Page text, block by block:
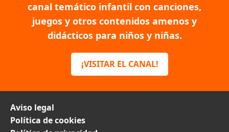
canal temático infantil con canciones,
juegos y otros contenidos amenos y
didácticos para niños y niñas.
¡VISITAR EL CANAL!
Aviso legal
Política de cookies